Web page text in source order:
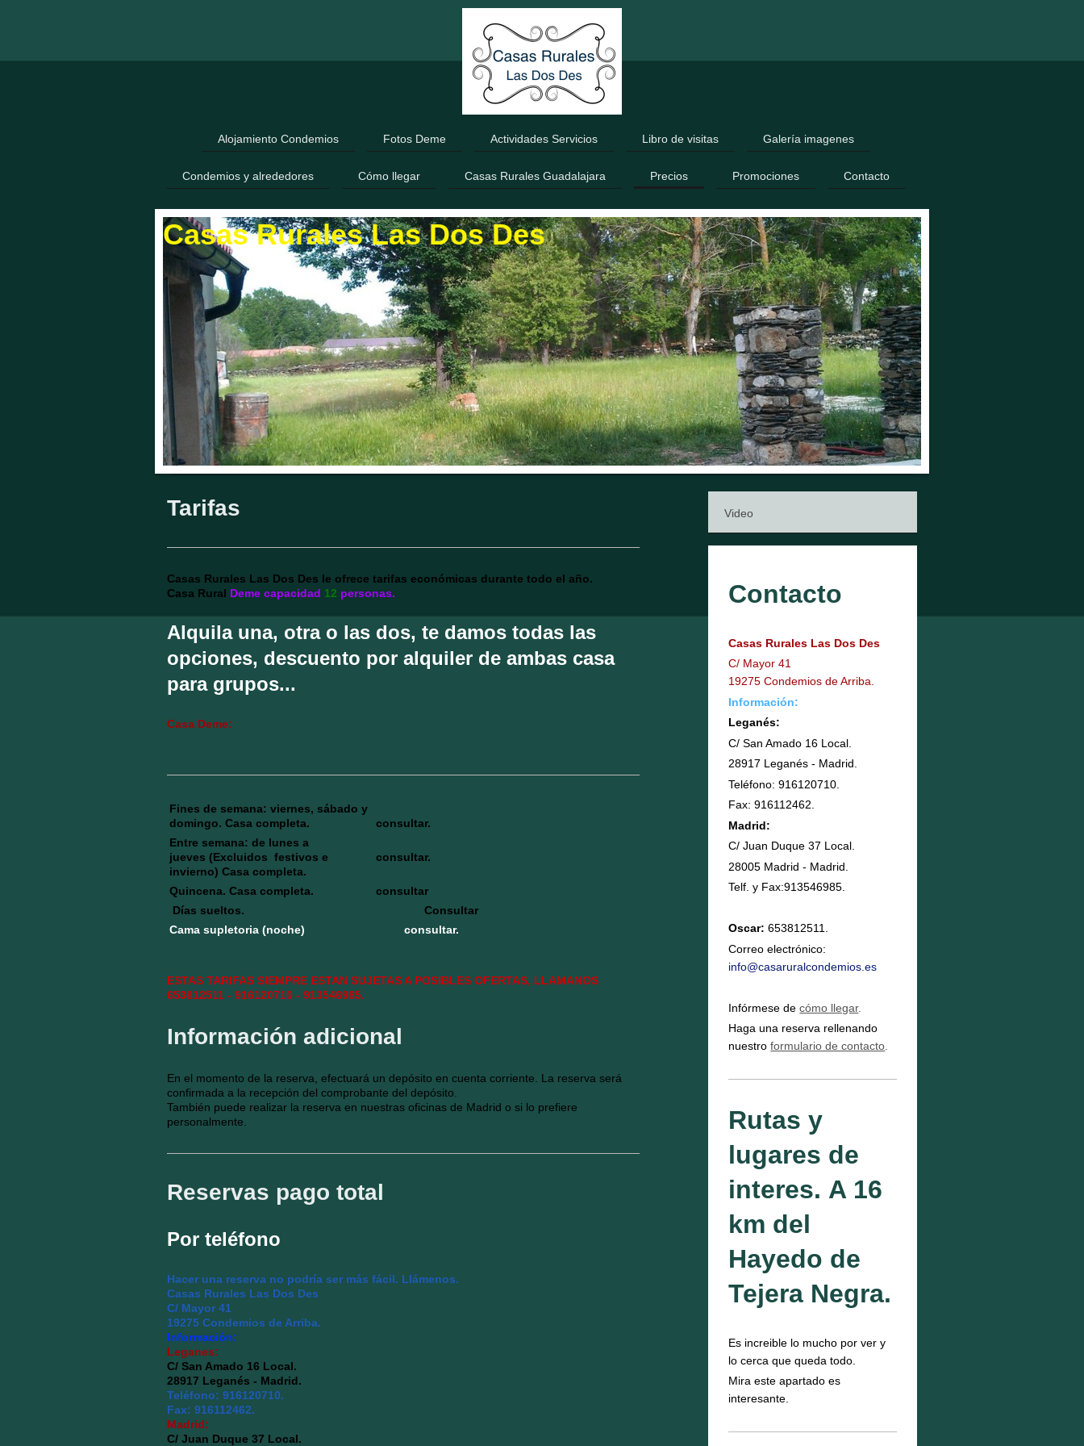
Alojamiento Condemios Fotos Deme Actividades Servicios Libro de visitas Galería imagenes
Condemios y alrededores Cómo llegar Casas Rurales Guadalajara Precios Promociones Contacto
Casas Rurales Las Dos Des
Tarifas
Casas Rurales Las Dos Des le ofrece tarifas económicas durante todo el año.
Casa Rural Deme capacidad 12 personas.
Alquila una, otra o las dos, te damos todas las
opciones, descuento por alquiler de ambas casa
para grupos...
Casa Deme:
Fines de semana: viernes, sábado y
domingo. Casa completa.
consultar.
Entre semana: de lunes a
jueves (Excluidos festivos e
invierno) Casa completa.
consultar.
Quincena. Casa completa.
consultar
Días sueltos.
Consultar
Cama supletoria (noche)
consultar.
ESTAS TARIFAS SIEMPRE ESTAN SUJETAS A POSIBLES OFERTAS, LLAMANOS
653812511 - 916120710 - 913546985.
Información adicional
En el momento de la reserva, efectuará un depósito en cuenta corriente. La reserva será
confirmada a la recepción del comprobante del depósito.
También puede realizar la reserva en nuestras oficinas de Madrid o si lo prefiere
personalmente.
Reservas pago total
Por teléfono
Hacer una reserva no podría ser más fácil. Llámenos.
Casas Rurales Las Dos Des
C/ Mayor 41
19275 Condemios de Arriba.
Información:
Leganes:
C/ San Amado 16 Local.
28917 Leganés - Madrid.
Teléfono: 916120710.
Fax: 916112462.
Madrid:
C/ Juan Duque 37 Local.
Video
Contacto
Casas Rurales Las Dos Des
C/ Mayor 41
19275 Condemios de Arriba.
Información:
Leganés:
C/ San Amado 16 Local.
28917 Leganés - Madrid.
Teléfono: 916120710.
Fax: 916112462.
Madrid:
C/ Juan Duque 37 Local.
28005 Madrid - Madrid.
Telf. y Fax: 913546985.
Oscar: 653812511.
Correo electrónico:
info@casaruralcondemios.es
Infórmese de cómo llegar.
Haga una reserva rellenando
nuestro formulario de contacto.
Rutas y
lugares de
interes. A 16
km del
Hayedo de
Tejera Negra.
Es increible lo mucho por ver y
lo cerca que queda todo.
Mira este apartado es
interesante.